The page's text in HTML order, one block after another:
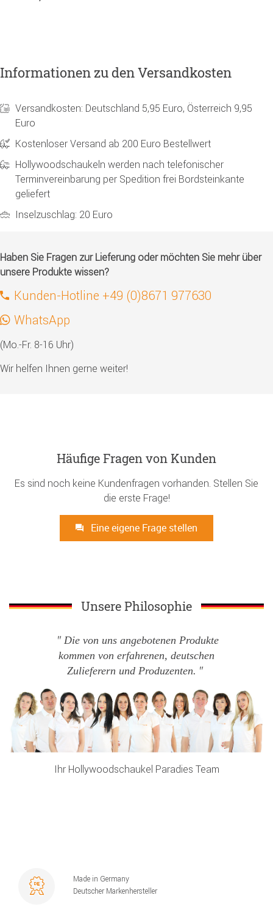
Informationen zu den Versandkosten
Versandkosten: Deutschland 5,95 Euro, Österreich 9,95
Euro
Kostenloser Versand ab 200 Euro Bestellwert
Hollywoodschaukeln werden nach telefonischer
Terminvereinbarung per Spedition frei Bordsteinkante
geliefert
Inselzuschlag: 20 Euro
Haben Sie Fragen zur Lieferung oder möchten Sie mehr über
unsere Produkte wissen?
Kunden-Hotline +49 (0)8671 977630
WhatsApp
(Mo.-Fr. 8-16 Uhr)
Wir helfen Ihnen gerne weiter!
Häufige Fragen von Kunden
Es sind noch keine Kundenfragen vorhanden. Stellen Sie
die erste Frage!
Eine eigene Frage stellen
Unsere Philosophie
Die von uns angebotenen Produkte
kommen von erfahrenen, deutschen
Zulieferern und Produzenten.
Ihr Hollywoodschaukel Paradies Team
Made in Germany
Deutscher Markenhersteller